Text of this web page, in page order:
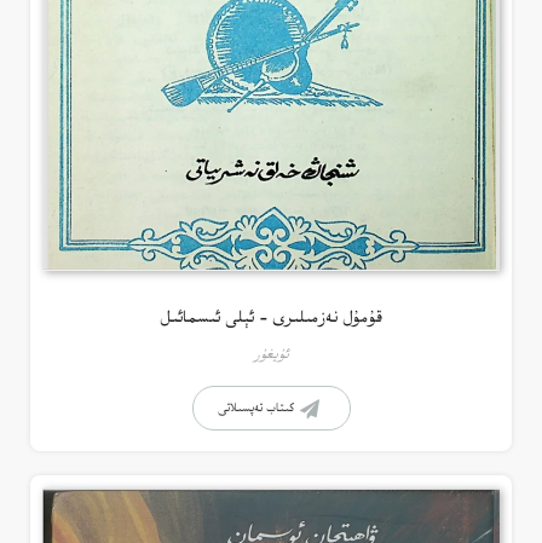
قۇمۇل نەزمىلىرى – ئېلى ئىسمائىل
ئۇيغۇر
كىتاب تەپسىلاتى